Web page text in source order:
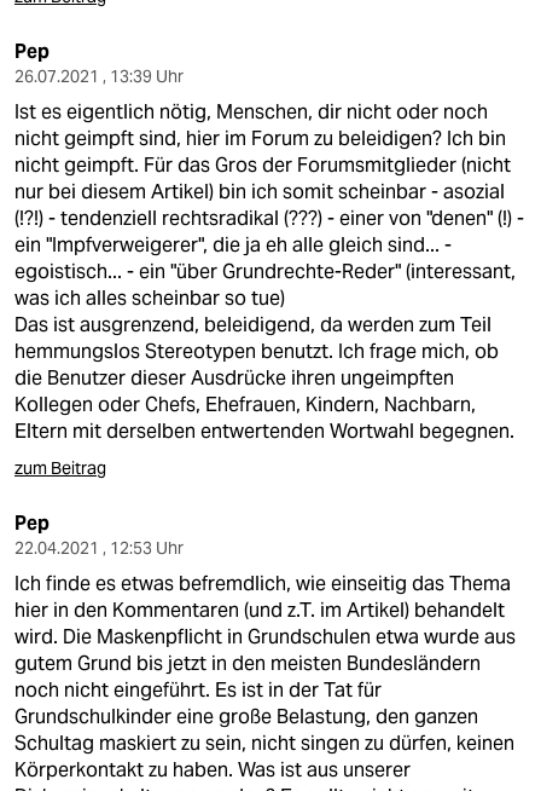
Pep
26.07.2021 , 13:39 Uhr
Ist es eigentlich nötig, Menschen, dir nicht oder noch
nicht geimpft sind, hier im Forum zu beleidigen? Ich bin
nicht geimpft. Für das Gros der Forumsmitglieder (nicht
nur bei diesem Artikel) bin ich somit scheinbar - asozial
(!?!) - tendenziell rechtsradikal (???) - einer von "denen" (!) -
ein "Impfverweigerer", die ja eh alle gleich sind... -
egoistisch... - ein "über Grundrechte-Reder" (interessant,
was ich alles scheinbar so tue)
Das ist ausgrenzend, beleidigend, da werden zum Teil
hemmungslos Stereotypen benutzt. Ich frage mich, ob
die Benutzer dieser Ausdrücke ihren ungeimpften
Kollegen oder Chefs, Ehefrauen, Kindern, Nachbarn,
Eltern mit derselben entwertenden Wortwahl begegnen.
zum Beitrag
Pep
22.04.2021 , 12:53 Uhr
Ich finde es etwas befremdlich, wie einseitig das Thema
hier in den Kommentaren (und z.T. im Artikel) behandelt
wird. Die Maskenpflicht in Grundschulen etwa wurde aus
gutem Grund bis jetzt in den meisten Bundesländern
noch nicht eingeführt. Es ist in der Tat für
Grundschulkinder eine große Belastung, den ganzen
Schultag maskiert zu sein, nicht singen zu dürfen, keinen
Körperkontakt zu haben. Was ist aus unserer